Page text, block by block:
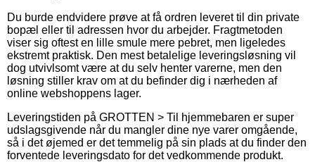
Du burde endvidere prøve at få ordren leveret til din private
bopæl eller til adressen hvor du arbejder. Fragtmetoden
viser sig oftest en lille smule mere pebret, men ligeledes
ekstremt praktisk. Den mest betalelige leveringsløsning vil
dog utvivlsomt være at du selv henter varerne, men den
løsning stiller krav om at du befinder dig i nærheden af
online webshoppens lager.
Leveringstiden på GROTTEN > Til hjemmebaren er super
udslagsgivende når du mangler dine nye varer omgående,
så i det øjemed er det temmelig på sin plads at du finder den
forventede leveringsdato for det vedkommende produkt.